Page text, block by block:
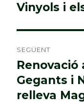
Vinyols i
SEGÜENT
Entrada
següent:
Renovació
Gegants i
relleva